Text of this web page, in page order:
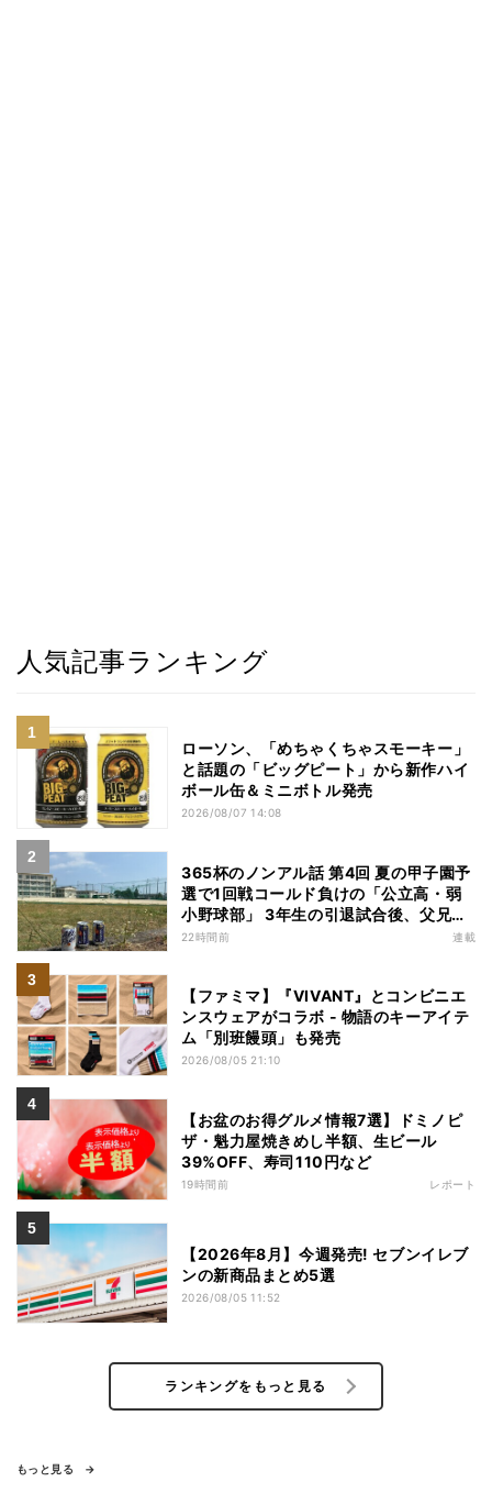
人気記事ランキング
ローソン、「めちゃくちゃスモーキー」
と話題の「ビッグピート」から新作ハイ
ボール缶＆ミニボトル発売
2026/08/07 14:08
365杯のノンアル話 第4回 夏の甲子園予
選で1回戦コールド負けの「公立高・弱
小野球部」 3年生の引退試合後、父兄
が“現場”で取り出したのは……
22時間前 連載
【ファミマ】『VIVANT』とコンビニエ
ンスウェアがコラボ - 物語のキーアイテ
ム「別班饅頭」も発売
2026/08/05 21:10
【お盆のお得グルメ情報7選】ドミノピ
ザ・魁力屋焼きめし半額、生ビール
39%OFF、寿司110円など
19時間前 レポート
【2026年8月】今週発売! セブンイレブ
ンの新商品まとめ5選
2026/08/05 11:52
ランキングをもっと見る
もっと見る